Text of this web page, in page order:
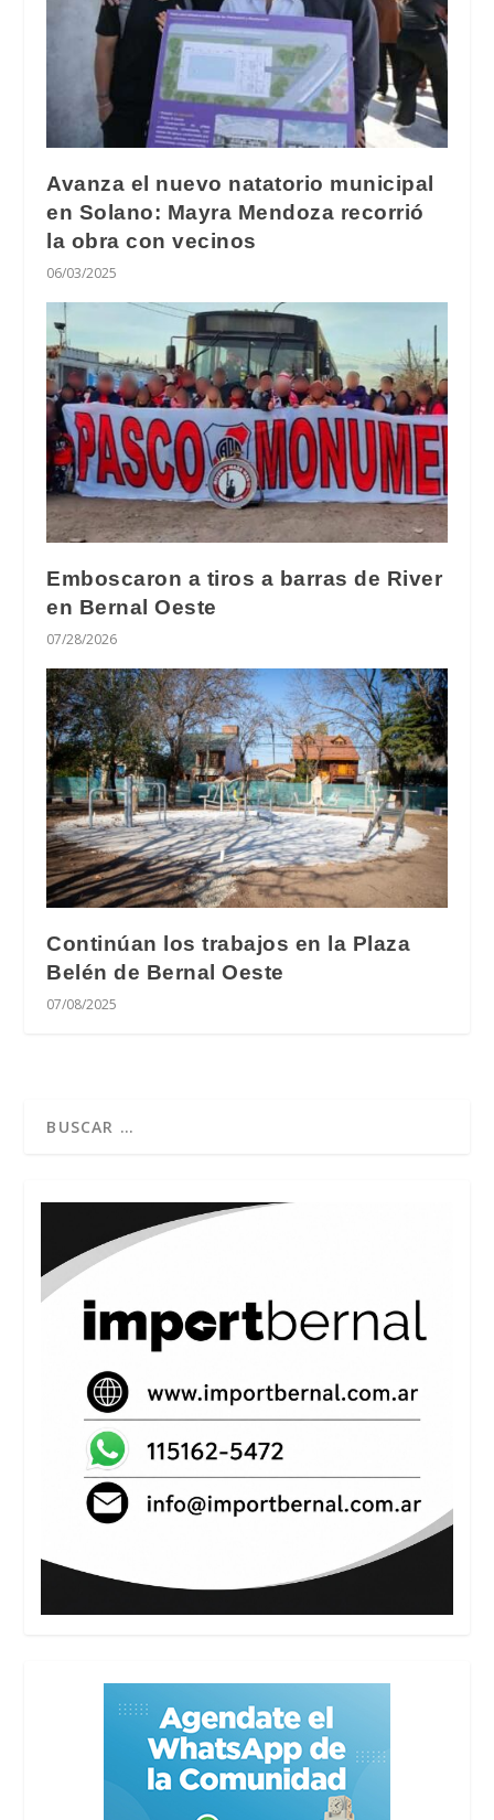
Avanza el nuevo natatorio municipal
en Solano: Mayra Mendoza recorrió
la obra con vecinos
06/03/2025
Emboscaron a tiros a barras de River
en Bernal Oeste
07/28/2026
Continúan los trabajos en la Plaza
Belén de Bernal Oeste
07/08/2025